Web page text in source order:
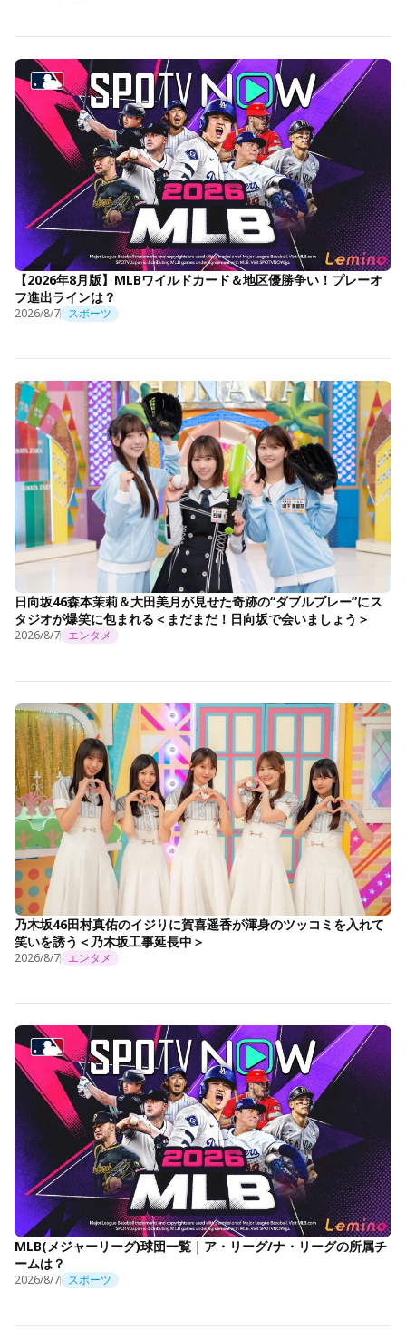
【2026年8月版】MLBワイルドカード＆地区優勝争い！プレーオ
フ進出ラインは？
2026/8/7 スポーツ
日向坂46森本茉莉＆大田美月が見せた奇跡の“ダブルプレー”にス
タジオが爆笑に包まれる＜まだまだ！日向坂で会いましょう＞
2026/8/7 エンタメ
乃木坂46田村真佑のイジりに賀喜遥香が渾身のツッコミを入れて
笑いを誘う＜乃木坂工事延長中＞
2026/8/7 エンタメ
MLB(メジャーリーグ)球団一覧｜ア・リーグ/ナ・リーグの所属チ
ームは？
2026/8/7 スポーツ